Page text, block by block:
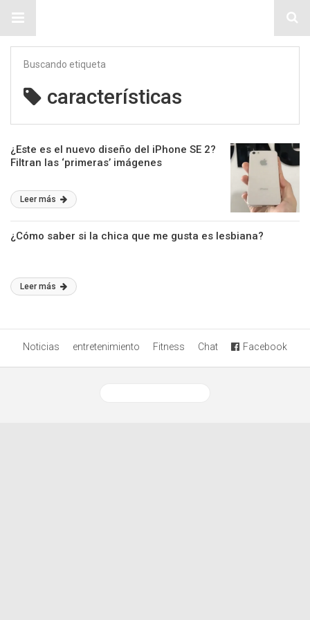
Buscando etiqueta
características
¿Este es el nuevo diseño del iPhone SE 2?
Filtran las ‘primeras’ imágenes
Leer más
¿Cómo saber si la chica que me gusta es lesbiana?
Leer más
Noticias entretenimiento Fitness Chat Facebook